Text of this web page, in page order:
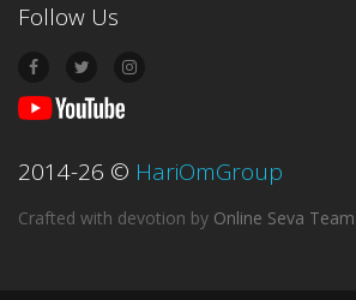
Follow Us
2014-26 © HariOmGroup
Crafted with devotion by Online Seva Team